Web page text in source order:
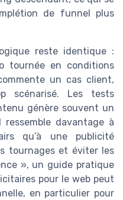
de funnel plus
reste identique :
tournée en conditions
un cas client,
scénarisé. Les tests
génère souvent un
davantage à
qu’à une publicité
tournages et éviter les
», un guide pratique
pour le web peut
en particulier pour